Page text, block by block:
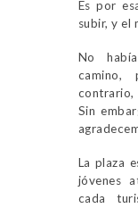
Es por
subir, y el
No
camino,
contrario,
Sin
La plaza
jóvenes
cada